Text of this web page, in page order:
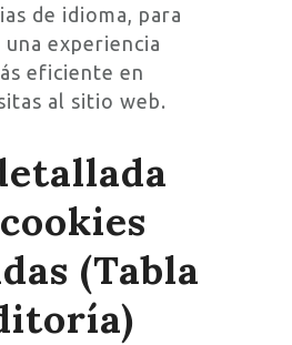
de idioma, para
experiencia
eficiente en
al sitio web.
(Tabla